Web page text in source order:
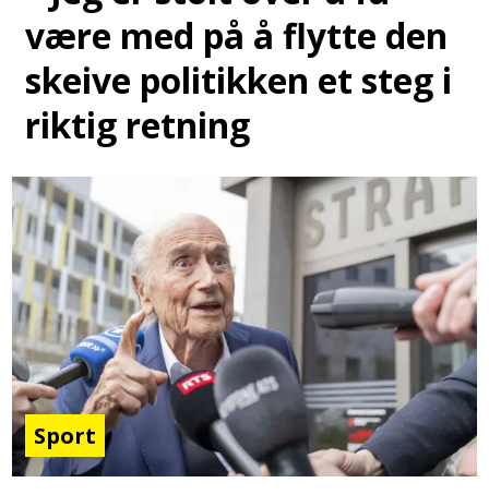
være med på å flytte den
skeive politikken et steg i
riktig retning
Sport